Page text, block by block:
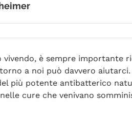
è sempre importante
a noi può davvero
più potente antibatterico
cure che venivano